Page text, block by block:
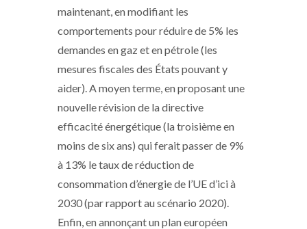
maintenant, en modifiant les
comportements pour réduire de 5% les
demandes en gaz et en pétrole (les
mesures fiscales des États pouvant y
aider). A moyen terme, en proposant une
nouvelle révision de la directive
efficacité énergétique (la troisième en
moins de six ans) qui ferait passer de 9%
à 13% le taux de réduction de
consommation d’énergie de l’UE d’ici à
2030 (par rapport au scénario 2020).
Enfin, en annonçant un plan européen